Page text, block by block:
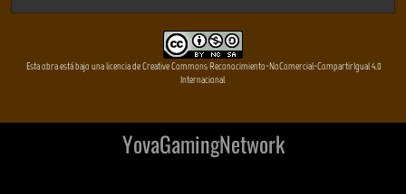
Esta obra está bajo una licencia de Creative Commons Reconocimiento-NoComercial-CompartirIgual 4.0
Internacional
YovaGamingNetwork